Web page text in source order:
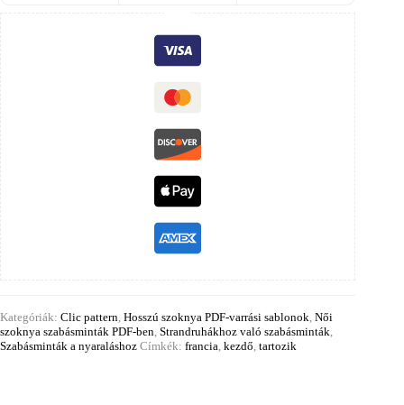
Kategóriák: Clic pattern Hosszú szoknya PDF-varrási sablonok Női
szoknya szabásminták PDF-ben Strandruhákhoz való szabásminták
Szabásminták a nyaraláshoz Címkék: francia kezdő tartozik